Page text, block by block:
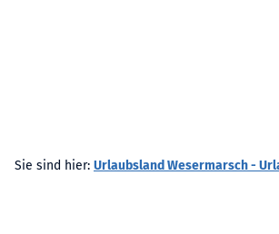
Sie sind hier: Urlaubsland Wesermarsch -